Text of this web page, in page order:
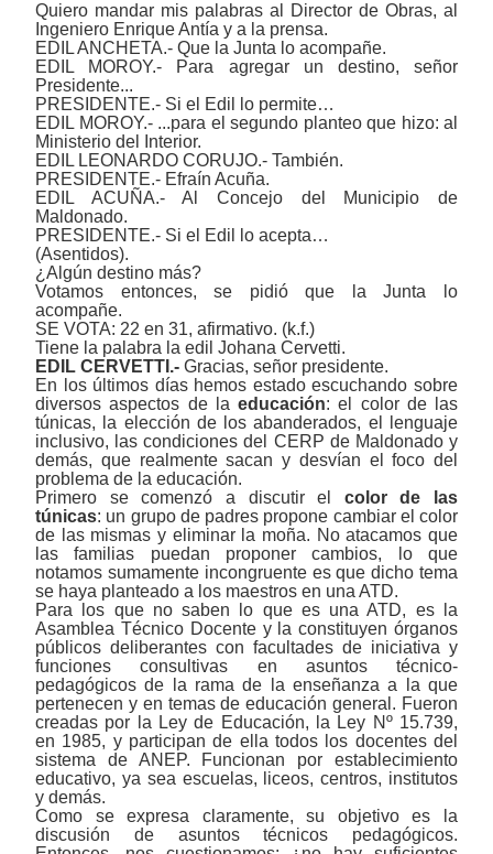
Quiero mandar mis palabras al Director de Obras, al
Ingeniero Enrique Antía y a la prensa.
EDIL ANCHETA.- Que la Junta lo acompañe.
EDIL MOROY.- Para agregar un destino, señor
Presidente...
PRESIDENTE.- Si el Edil lo permite…
EDIL MOROY.- ...para el segundo planteo que hizo: al
Ministerio del Interior.
EDIL LEONARDO CORUJO.- También.
PRESIDENTE.- Efraín Acuña.
EDIL ACUÑA.- Al Concejo del Municipio de
Maldonado.
PRESIDENTE.- Si el Edil lo acepta…
(Asentidos).
¿Algún destino más?
Votamos entonces, se pidió que la Junta lo
acompañe.
SE VOTA: 22 en 31, afirmativo. (k.f.)
Tiene la palabra la edil Johana Cervetti.
EDIL CERVETTI.- Gracias, señor presidente.
En los últimos días hemos estado escuchando sobre
diversos aspectos de la educación: el color de las
túnicas, la elección de los abanderados, el lenguaje
inclusivo, las condiciones del CERP de Maldonado y
demás, que realmente sacan y desvían el foco del
problema de la educación.
Primero se comenzó a discutir el color de las
túnicas: un grupo de padres propone cambiar el color
de las mismas y eliminar la moña. No atacamos que
las familias puedan proponer cambios, lo que
notamos sumamente incongruente es que dicho tema
se haya planteado a los maestros en una ATD.
Para los que no saben lo que es una ATD, es la
Asamblea Técnico Docente y la constituyen órganos
públicos deliberantes con facultades de iniciativa y
funciones consultivas en asuntos técnico-
pedagógicos de la rama de la enseñanza a la que
pertenecen y en temas de educación general. Fueron
creadas por la Ley de Educación, la Ley Nº 15.739,
en 1985, y participan de ella todos los docentes del
sistema de ANEP. Funcionan por establecimiento
educativo, ya sea escuelas, liceos, centros, institutos
y demás.
Como se expresa claramente, su objetivo es la
discusión de asuntos técnicos pedagógicos.